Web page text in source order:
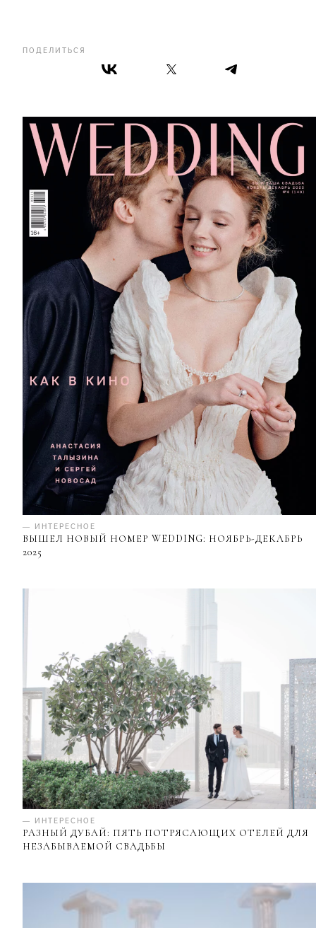
ПОДЕЛИТЬСЯ
— ИНТЕРЕСНОЕ
ВЫШЕЛ НОВЫЙ НОМЕР WEDDING: НОЯБРЬ-ДЕКАБРЬ
2025
— ИНТЕРЕСНОЕ
РАЗНЫЙ ДУБАЙ: ПЯТЬ ПОТРЯСАЮЩИХ ОТЕЛЕЙ ДЛЯ
НЕЗАБЫВАЕМОЙ СВАДЬБЫ